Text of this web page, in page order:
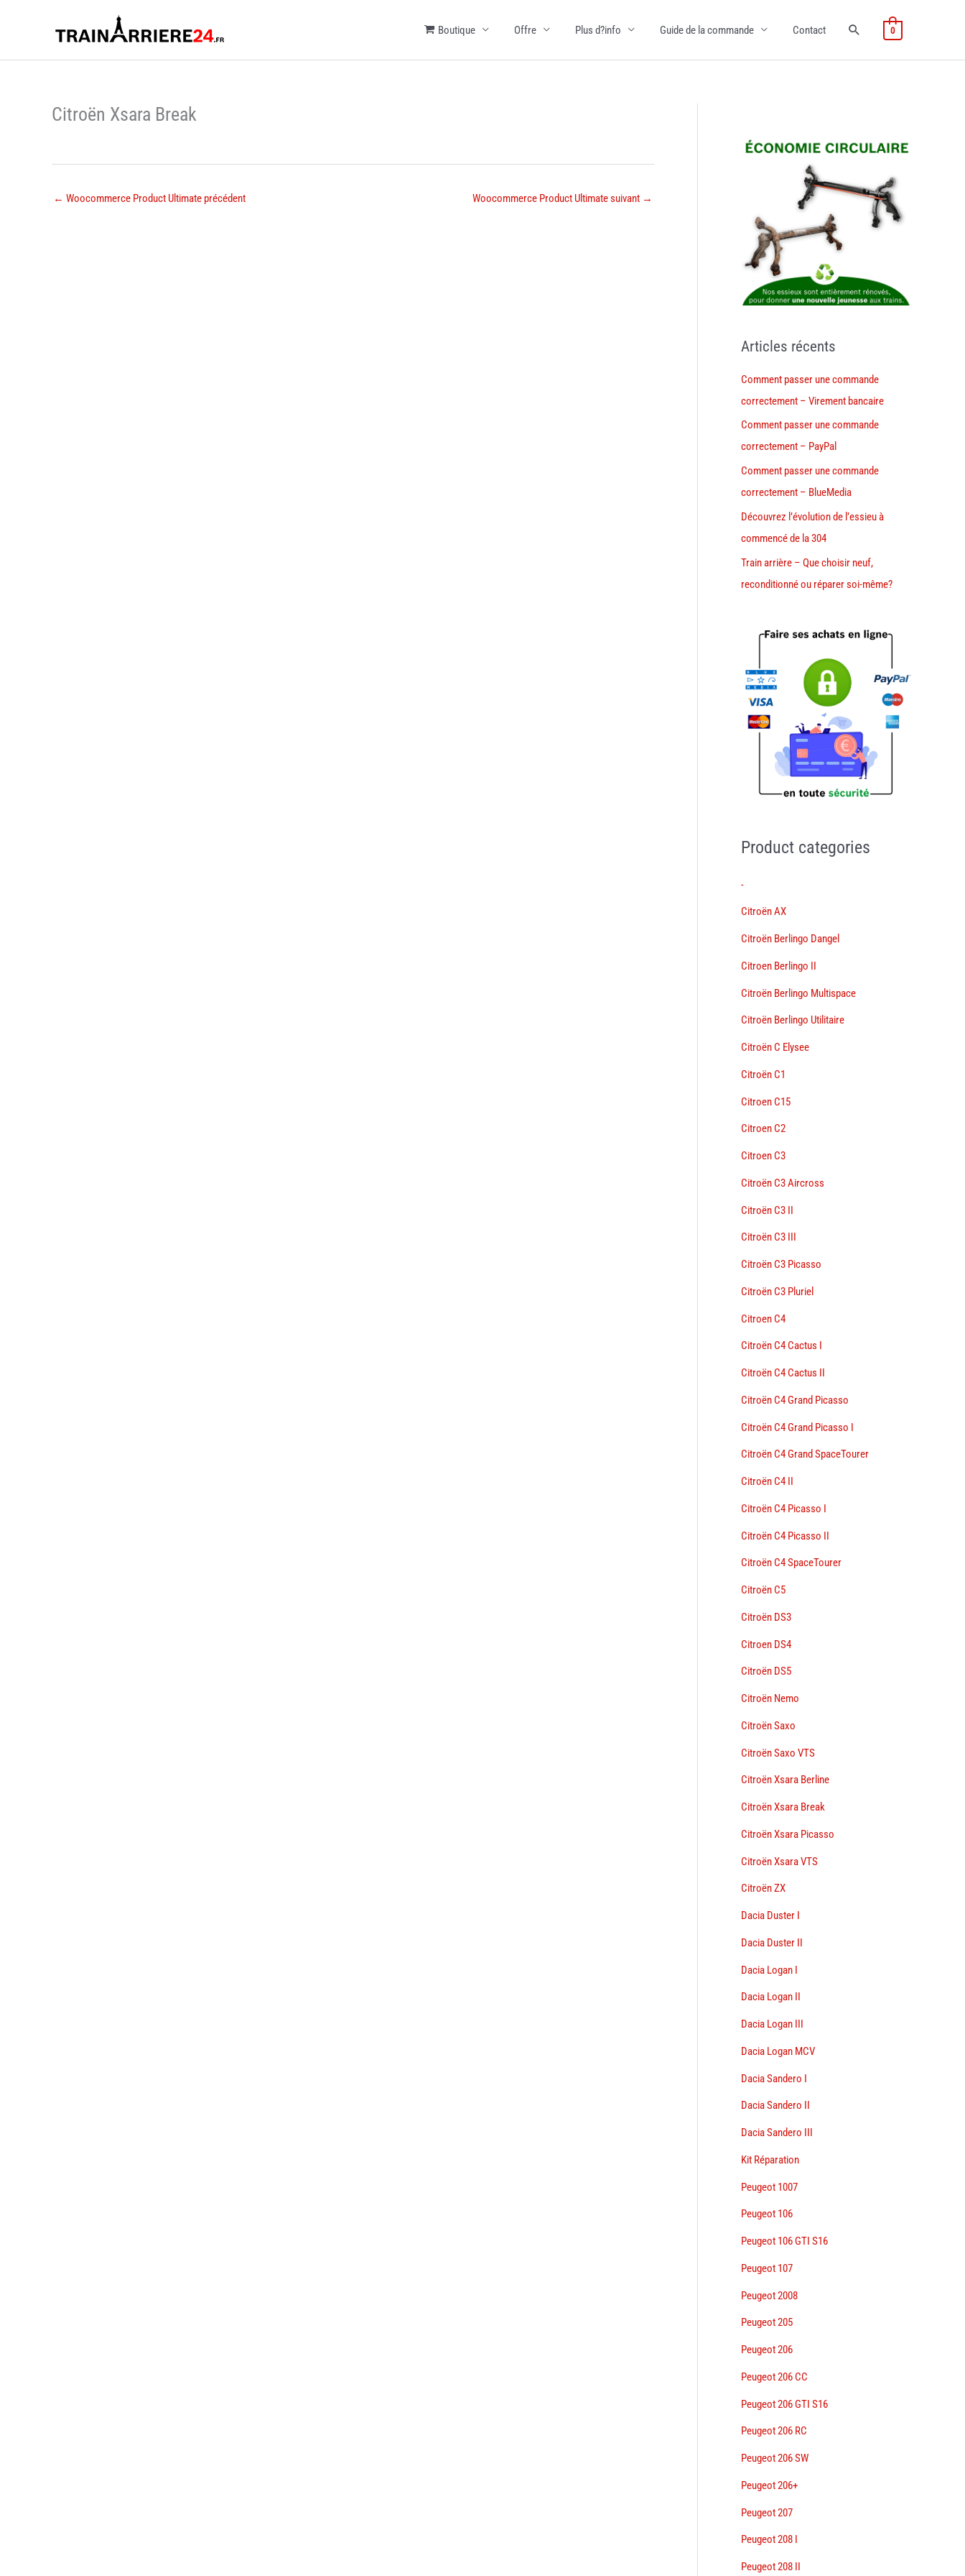
Boutique Offre Plus d?info Guide de la commande Contact 0
Citroën Xsara Break
← Woocommerce Product Ultimate précédent Woocommerce Product Ultimate suivant →
Articles récents
Comment passer une commande
correctement – Virement bancaire
Comment passer une commande
correctement – PayPal
Comment passer une commande
correctement – BlueMedia
Découvrez l’évolution de l’essieu à
commencé de la 304
Train arrière – Que choisir neuf,
reconditionné ou réparer soi-même?
Product categories
-
Citroën AX
Citroën Berlingo Dangel
Citroen Berlingo II
Citroën Berlingo Multispace
Citroën Berlingo Utilitaire
Citroën C Elysee
Citroën C1
Citroen C15
Citroen C2
Citroen C3
Citroën C3 Aircross
Citroën C3 II
Citroën C3 III
Citroën C3 Picasso
Citroën C3 Pluriel
Citroen C4
Citroën C4 Cactus I
Citroën C4 Cactus II
Citroën C4 Grand Picasso
Citroën C4 Grand Picasso I
Citroën C4 Grand SpaceTourer
Citroën C4 II
Citroën C4 Picasso I
Citroën C4 Picasso II
Citroën C4 SpaceTourer
Citroën C5
Citroën DS3
Citroen DS4
Citroën DS5
Citroën Nemo
Citroën Saxo
Citroën Saxo VTS
Citroën Xsara Berline
Citroën Xsara Break
Citroën Xsara Picasso
Citroën Xsara VTS
Citroën ZX
Dacia Duster I
Dacia Duster II
Dacia Logan I
Dacia Logan II
Dacia Logan III
Dacia Logan MCV
Dacia Sandero I
Dacia Sandero II
Dacia Sandero III
Kit Réparation
Peugeot 1007
Peugeot 106
Peugeot 106 GTI S16
Peugeot 107
Peugeot 2008
Peugeot 205
Peugeot 206
Peugeot 206 CC
Peugeot 206 GTI S16
Peugeot 206 RC
Peugeot 206 SW
Peugeot 206+
Peugeot 207
Peugeot 208 I
Peugeot 208 II